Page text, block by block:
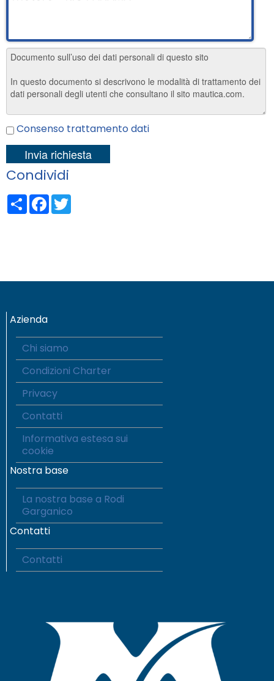
Consenso trattamento dati
Condividi
ShareFacebook
Azienda
Chi siamo
Condizioni Charter
Privacy
Contatti
Informativa estesa sui
cookie
Nostra base
La nostra base a Rodi
Garganico
Contatti
Contatti